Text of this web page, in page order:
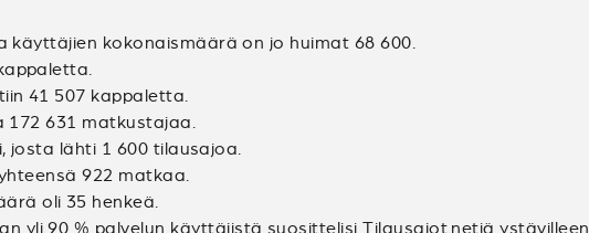
käyttäjien kokonaismäärä on jo huimat 68 600.
41 507 kappaletta.
631 matkustajaa.
josta lähti 1 600 tilausajoa.
922 matkaa.
oli 35 henkeä.
yli 90 % palvelun käyttäjistä suosittelisi Tilausajot.netiä ystävilleen.